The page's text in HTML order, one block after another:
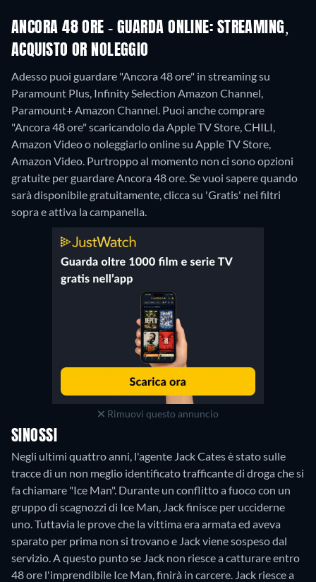
ANCORA 48 ORE - GUARDA ONLINE: STREAMING,
ACQUISTO OR NOLEGGIO
Adesso puoi guardare "Ancora 48 ore" in streaming su
Paramount Plus, Infinity Selection Amazon Channel,
Paramount+ Amazon Channel. Puoi anche comprare
"Ancora 48 ore" scaricandolo da Apple TV Store, CHILI,
Amazon Video o noleggiarlo online su Apple TV Store,
Amazon Video. Purtroppo al momento non ci sono opzioni
gratuite per guardare Ancora 48 ore. Se vuoi sapere quando
sarà disponibile gratuitamente, clicca su 'Gratis' nei filtri
sopra e attiva la campanella.
Rimuovi questo annuncio
SINOSSI
Negli ultimi quattro anni, l'agente Jack Cates è stato sulle
tracce di un non meglio identificato trafficante di droga che si
fa chiamare "Ice Man". Durante un conflitto a fuoco con un
gruppo di scagnozzi di Ice Man, Jack finisce per ucciderne
uno. Tuttavia le prove che la vittima era armata ed aveva
sparato per prima non si trovano e Jack viene sospeso dal
servizio. A questo punto se Jack non riesce a catturare entro
48 ore l'imprendibile Ice Man, finirà in carcere. Jack riesce a